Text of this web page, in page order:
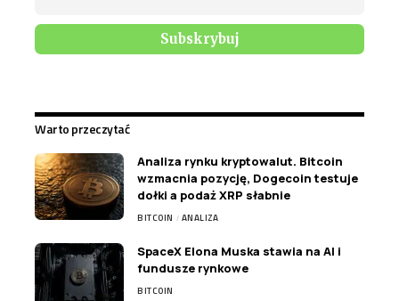
Warto przeczytać
Analiza rynku kryptowalut. Bitcoin
wzmacnia pozycję, Dogecoin testuje
dołki a podaż XRP słabnie
BITCOIN ANALIZA
SpaceX Elona Muska stawia na AI i
fundusze rynkowe
BITCOIN